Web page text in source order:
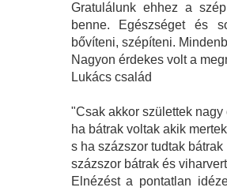
Gratulálunk ehhez a
benne. Egészséget és
bővíteni, szépíteni.
Nagyon érdekes volt a
Lukács család
"Csak akkor születtek nagy
ha bátrak voltak akik mertek
s ha százszor tudtak bátrak
százszor bátrak és
Elnézést a pontatlan